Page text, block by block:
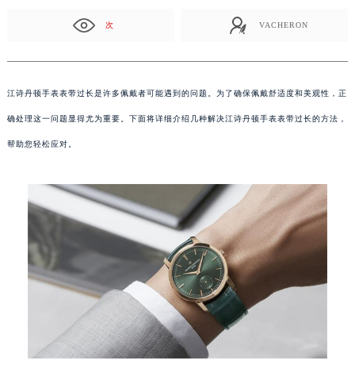
次 VACHERON
江诗丹顿手表表带过长是许多佩戴者可能遇到的问题。为了确保佩戴舒适度和美观性，正
确处理这一问题显得尤为重要。下面将详细介绍几种解决江诗丹顿手表表带过长的方法，
帮助您轻松应对。